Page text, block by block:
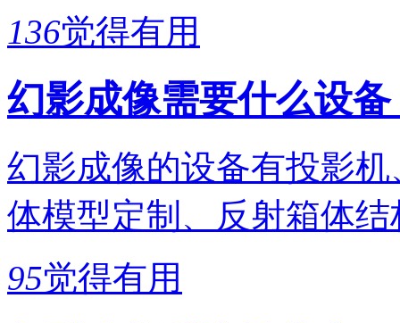
136觉得有用
幻影成像需要什么设备
幻影成像的设备有投影
体模型定制、反射箱体
95觉得有用